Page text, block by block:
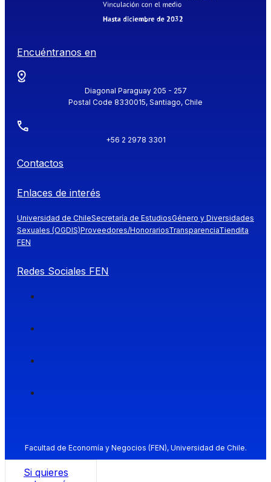
Encuéntranos en
Diagonal Paraguay 205 - 257
Postal Code 8330015, Santiago, Chile
+56 2 2978 3301
Contactos
Enlaces de interés
Universidad de ChileSecretaría de EstudiosGénero y Diversidades
Sexuales (OGDIS)Proveedores/HonorariosTransparenciaTiendita
FEN
Redes Sociales FEN
Facultad de Economía y Negocios (FEN), Universidad de Chile.
Si quieres